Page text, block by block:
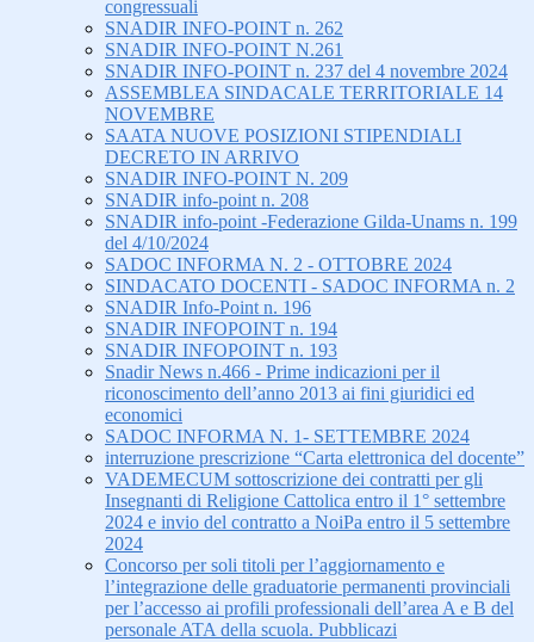
congressuali
SNADIR INFO-POINT n. 262
SNADIR INFO-POINT N.261
SNADIR INFO-POINT n. 237 del 4 novembre 2024
ASSEMBLEA SINDACALE TERRITORIALE 14
NOVEMBRE
SAATA NUOVE POSIZIONI STIPENDIALI
DECRETO IN ARRIVO
SNADIR INFO-POINT N. 209
SNADIR info-point n. 208
SNADIR info-point -Federazione Gilda-Unams n. 199
del 4/10/2024
SADOC INFORMA N. 2 - OTTOBRE 2024
SINDACATO DOCENTI - SADOC INFORMA n. 2
SNADIR Info-Point n. 196
SNADIR INFOPOINT n. 194
SNADIR INFOPOINT n. 193
Snadir News n.466 - Prime indicazioni per il
riconoscimento dell’anno 2013 ai fini giuridici ed
economici
SADOC INFORMA N. 1- SETTEMBRE 2024
interruzione prescrizione “Carta elettronica del docente”
VADEMECUM sottoscrizione dei contratti per gli
Insegnanti di Religione Cattolica entro il 1° settembre
2024 e invio del contratto a NoiPa entro il 5 settembre
2024
Concorso per soli titoli per l’aggiornamento e
l’integrazione delle graduatorie permanenti provinciali
per l’accesso ai profili professionali dell’area A e B del
personale ATA della scuola. Pubblicazi